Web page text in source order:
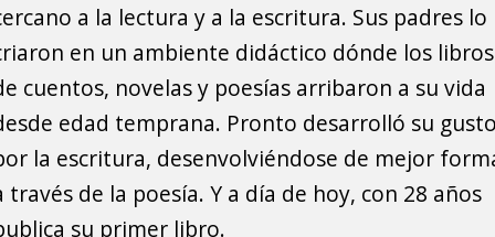
a la lectura y a la escritura. Sus padres lo
en un ambiente didáctico dónde los libros
cuentos, novelas y poesías arribaron a su vida
edad temprana. Pronto desarrolló su
la escritura, desenvolviéndose de mejor
través de la poesía. Y a día de hoy, con 28 años
su primer libro.